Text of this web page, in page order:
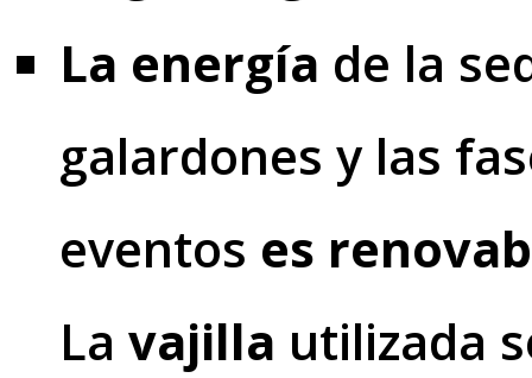
La energía de la
galardones y las
eventos es
La vajilla utilizada